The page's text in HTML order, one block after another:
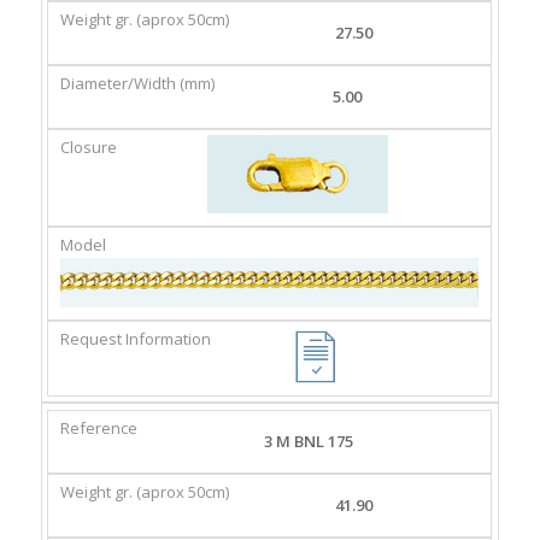
27.50
5.00
3 M BNL 175
41.90